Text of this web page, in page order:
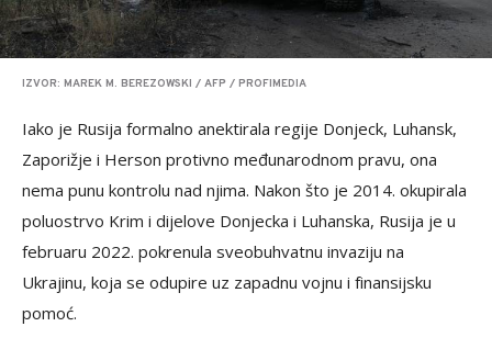
IZVOR: MAREK M. BEREZOWSKI / AFP / PROFIMEDIA
Iako je Rusija formalno anektirala regije Donjeck, Luhansk,
Zaporižje i Herson protivno međunarodnom pravu, ona
nema punu kontrolu nad njima. Nakon što je 2014. okupirala
poluostrvo Krim i dijelove Donjecka i Luhanska, Rusija je u
februaru 2022. pokrenula sveobuhvatnu invaziju na
Ukrajinu, koja se odupire uz zapadnu vojnu i finansijsku
pomoć.